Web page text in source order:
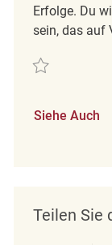
Erfolge. Du
sein, das auf
Retten Forklift
Siehe Auch
Teilen Sie